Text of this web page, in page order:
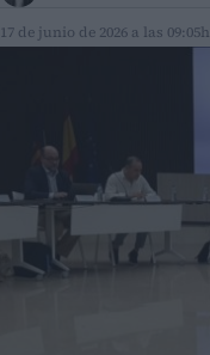
17 de junio de 2026 a las 09:05h